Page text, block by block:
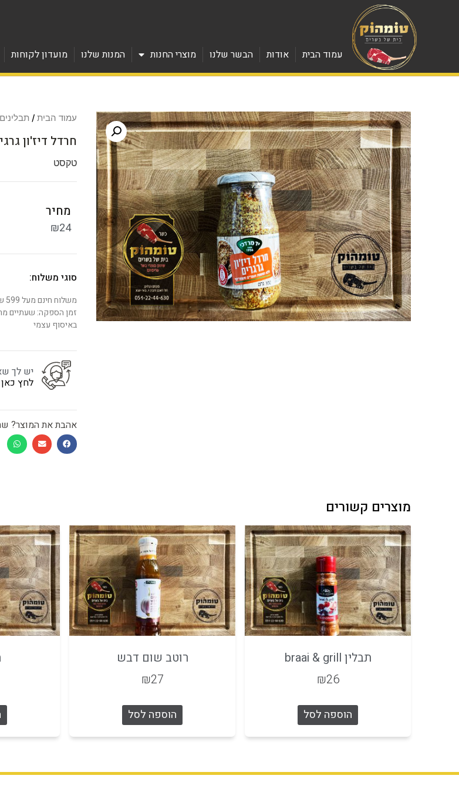
עמוד הבית אודות הבשר שלנו מוצרי החנות המנות שלנו מועדון לקוחות
עמוד הבית/
חרדל דיז'ון
טקסט
מחיר
₪24
סוגי משלוח:
משלוח חינם מעל 599 ש"ח
זמן הספקה: שעתיים
באיסוף עצמי
יש לך
לחץ כאן
אהבת את המוצר?
מוצרים קשורים
תבלין braai & grill
₪26
הוספה לסל
רוטב שום דבש
₪27
הוספה לסל